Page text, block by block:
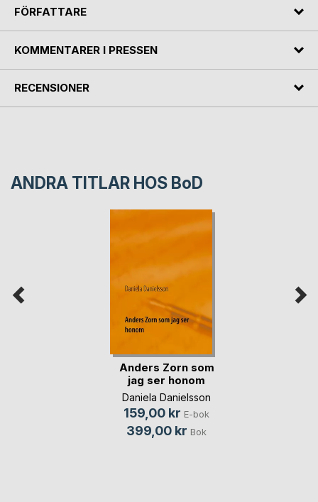
FÖRFATTARE
KOMMENTARER I PRESSEN
RECENSIONER
ANDRA TITLAR HOS BoD
Anders Zorn som
jag ser honom
Daniela Danielsson
159,00 kr E-bok
399,00 kr Bok